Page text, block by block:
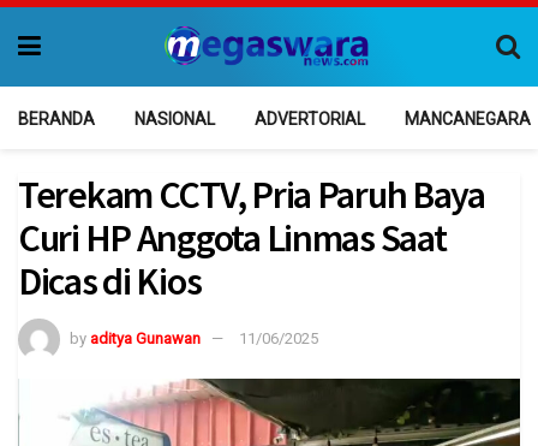
BERANDA NASIONAL ADVERTORIAL MANCANEGARA
Terekam CCTV, Pria Paruh Baya
Curi HP Anggota Linmas Saat
Dicas di Kios
by aditya Gunawan 11/06/2025